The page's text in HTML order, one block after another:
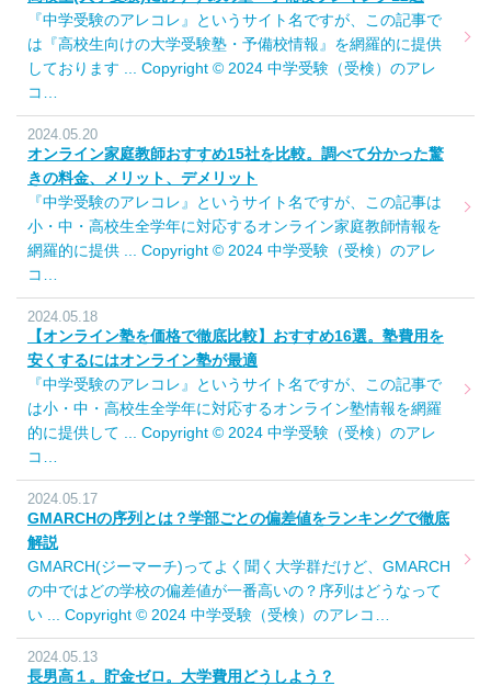
『中学受験のアレコレ』というサイト名ですが、この記事で
は『高校生向けの大学受験塾・予備校情報』を網羅的に提供
しております ... Copyright © 2024 中学受験（受検）のアレ
コ…
2024.05.20
オンライン家庭教師おすすめ15社を比較。調べて分かった驚
きの料金、メリット、デメリット
『中学受験のアレコレ』というサイト名ですが、この記事は
小・中・高校生全学年に対応するオンライン家庭教師情報を
網羅的に提供 ... Copyright © 2024 中学受験（受検）のアレ
コ…
2024.05.18
【オンライン塾を価格で徹底比較】おすすめ16選。塾費用を
安くするにはオンライン塾が最適
『中学受験のアレコレ』というサイト名ですが、この記事で
は小・中・高校生全学年に対応するオンライン塾情報を網羅
的に提供して ... Copyright © 2024 中学受験（受検）のアレ
コ…
2024.05.17
GMARCHの序列とは？学部ごとの偏差値をランキングで徹底
解説
GMARCH(ジーマーチ)ってよく聞く大学群だけど、GMARCH
の中ではどの学校の偏差値が一番高いの？序列はどうなって
い ... Copyright © 2024 中学受験（受検）のアレコ…
2024.05.13
長男高１。貯金ゼロ。大学費用どうしよう？